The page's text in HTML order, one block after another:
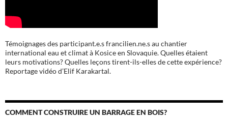
Témoignages des participant.e.s francilien.ne.s au chantier
international eau et climat à Kosice en Slovaquie. Quelles étaient
leurs motivations? Quelles leçons tirent-ils-elles de cette expérience?
Reportage vidéo d’Elif Karakartal.
COMMENT CONSTRUIRE UN BARRAGE EN BOIS?